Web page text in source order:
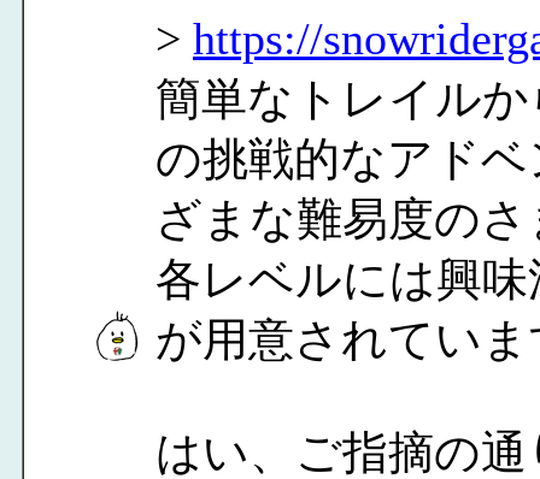
> https://
簡単なトレイル
の挑戦的なアド
ざまな難易度の
各レベルには興
が用意されてい
はい、ご指摘の